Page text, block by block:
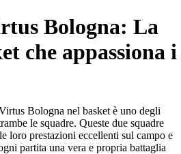
Bologna: La
che appassiona i
Bologna nel basket è uno degli
le squadre. Queste due squadre
loro prestazioni eccellenti sul campo e
partita una vera e propria battaglia